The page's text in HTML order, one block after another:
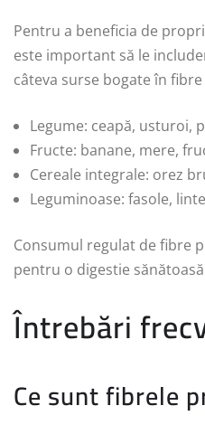
Pentru a beneficia de
este important să le
câteva surse bogate în
Legume: ceapă, usturoi,
Fructe: banane, mere,
Cereale integrale: orez
Leguminoase: fasole,
Consumul regulat de fibre
pentru o digestie
Întrebări
Ce sunt fibrele